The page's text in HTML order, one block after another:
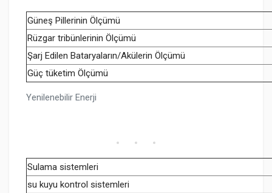
Yenilenebilir Enerji
Güneş Pillerinin Ölçümü
Rüzgar tribünlerinin Ölçümü
Şarj Edilen Bataryaların/Akülerin Ölçümü
Güç tüketim Ölçümü
Sulama sistemleri
su kuyu kontrol sistemleri